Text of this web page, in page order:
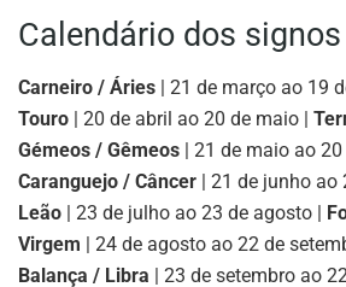
Calendário dos signos
Carneiro / Áries | 21 de março ao 19
Touro | 20 de abril ao 20 de maio |
Gémeos / Gêmeos | 21 de maio ao 20
Caranguejo / Câncer | 21 de junho ao
Leão | 23 de julho ao 23 de agosto |
Virgem | 24 de agosto ao 22 de
Balança / Libra | 23 de setembro ao